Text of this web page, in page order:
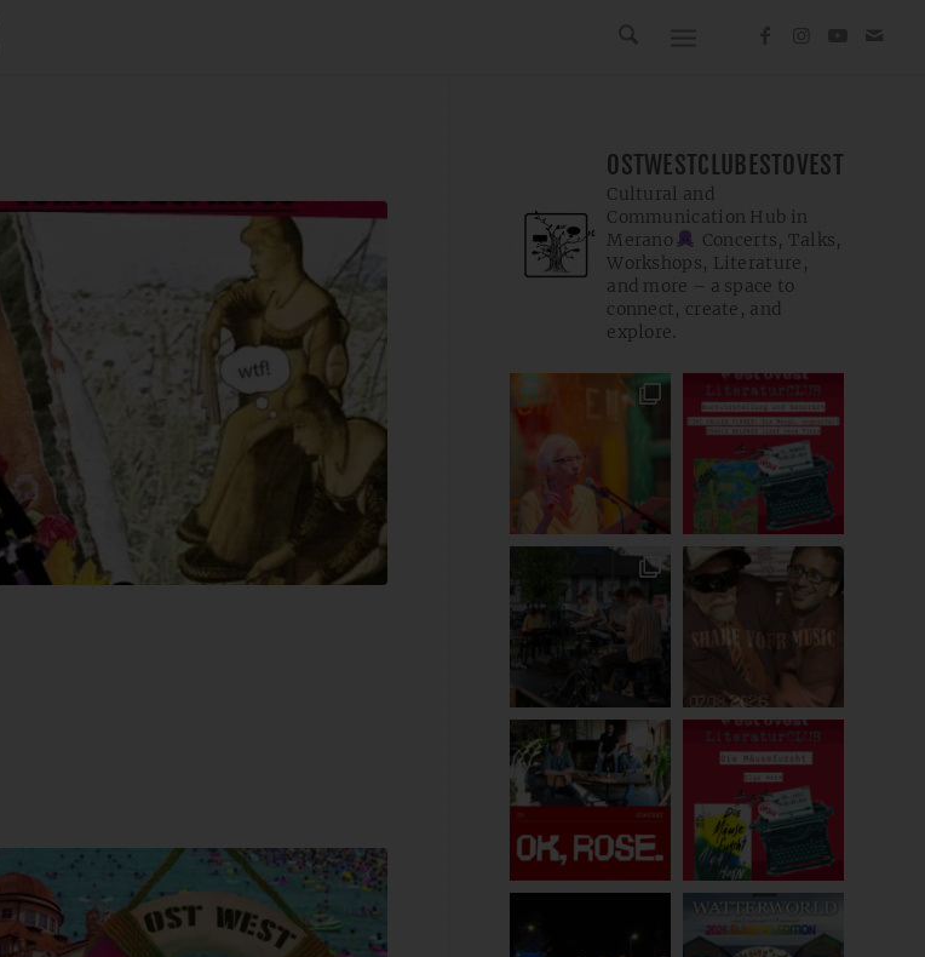
OSTWESTCLUBESTOVEST
Cultural and
Communication Hub in
Merano
Concerts, Talks,
Workshops, Literature,
and more – a space to
connect, create, and
explore.